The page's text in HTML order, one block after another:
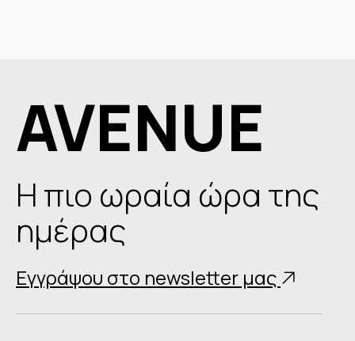
AVENUE
Η πιο ωραία ώρα της
ημέρας
Εγγράψου στο newsletter μας